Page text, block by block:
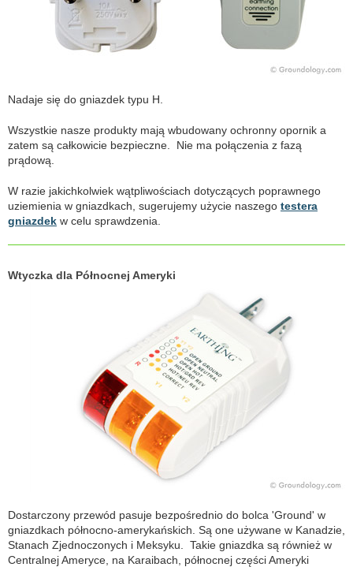
Nadaje się do gniazdek typu H.
Wszystkie nasze produkty mają wbudowany ochronny opornik a
zatem są całkowicie bezpieczne. Nie ma połączenia z fazą
prądową.
W razie jakichkolwiek wątpliwościach dotyczących poprawnego
uziemienia w gniazdkach, sugerujemy użycie naszego testera
gniazdek w celu sprawdzenia.
Wtyczka dla Północnej Ameryki
Dostarczony przewód pasuje bezpośrednio do bolca 'Ground' w
gniazdkach północno-amerykańskich. Są one używane w Kanadzie,
Stanach Zjednoczonych i Meksyku. Takie gniazdka są również w
Centralnej Ameryce, na Karaibach, północnej części Ameryki